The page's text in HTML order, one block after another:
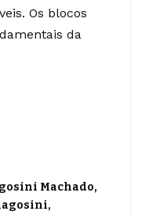
Os blocos
da
Machado